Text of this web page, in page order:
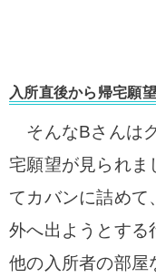
入所直後から帰宅願
そんなBさんは
宅願望が見られま
てカバンに詰めて
外へ出ようとする
他の入所者の部屋